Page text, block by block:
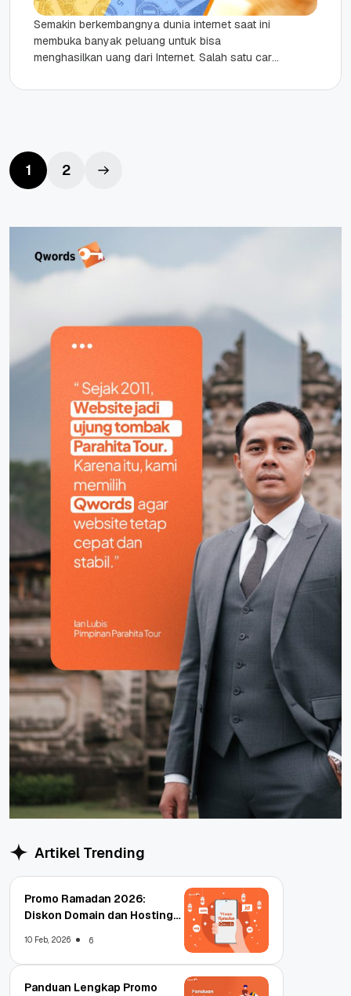
Semakin berkembangnya dunia internet saat ini
membuka banyak peluang untuk bisa
menghasilkan uang dari Internet. Salah satu cara
dengan...
1 2
Artikel Trending
Promo Ramadan 2026:
Diskon Domain dan Hosting
10 Feb, 2026 6
Panduan Lengkap Promo